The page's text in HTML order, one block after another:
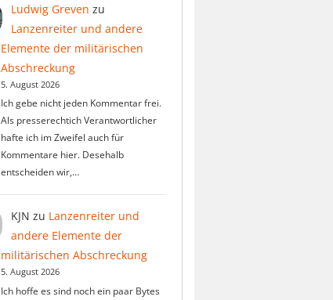
Ludwig Greven zu
Lanzenreiter und andere
Elemente der militärischen
Abschreckung
5. August 2026
Ich gebe nicht jeden Kommentar frei.
Als presserechtich Verantwortlicher
hafte ich im Zweifel auch für
Kommentare hier. Desehalb
entscheiden wir,…
KJN zu Lanzenreiter und
andere Elemente der
militärischen Abschreckung
5. August 2026
Ich hoffe es sind noch ein paar Bytes